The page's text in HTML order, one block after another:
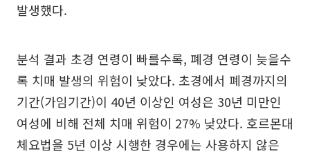
발생했다.
분석 결과 초경 연령이 빠를수록, 폐경 연령이 늦을수
록 치매 발생의 위험이 낮았다. 초경에서 폐경까지의
기간(가임기간)이 40년 이상인 여성은 30년 미만인
여성에 비해 전체 치매 위험이 27% 낮았다. 호르몬대
체요법을 5년 이상 시행한 경우에는 사용하지 않은